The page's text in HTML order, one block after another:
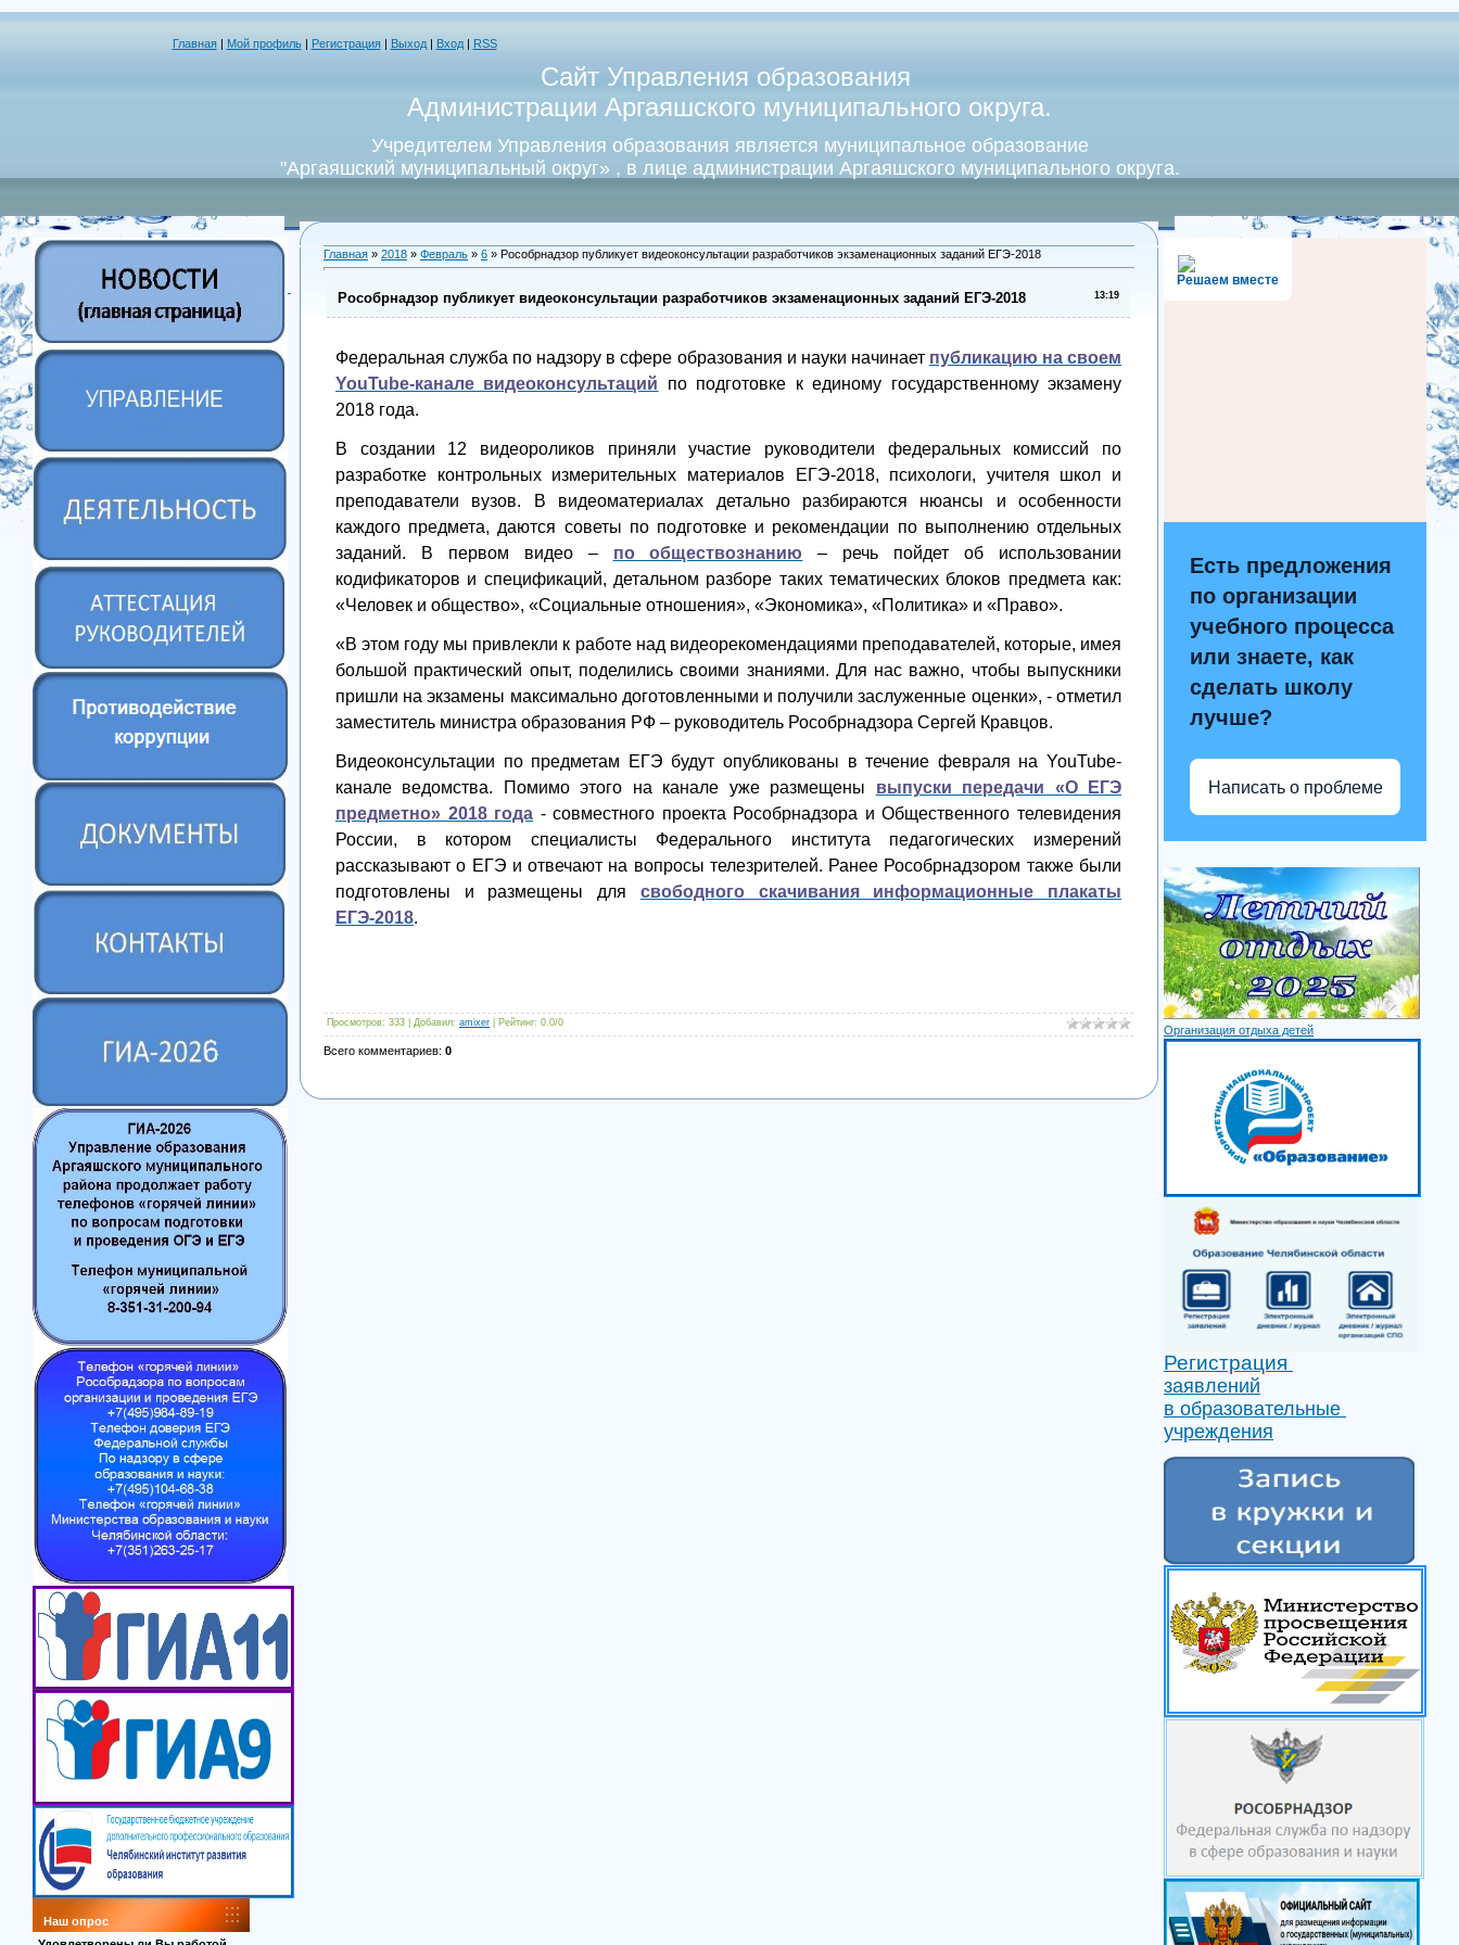
Главная| Мой профиль| Регистрация Выход| Вход RSS
Сайт Управления образования
Администрации Аргаяшского муниципального округа.
Учредителем Управления образования является муниципальное образование
"Аргаяшский муниципальный округ» , в лице администрации Аргаяшского муниципального округа.
Наш опрос
Главная » 2018 » Февраль » 6 » Рособрнадзор публикует видеоконсультации разработчиков экзаменационных заданий ЕГЭ-2018
13:19
Рособрнадзор публикует видеоконсультации разработчиков экзаменационных заданий ЕГЭ-2018
Федеральная служба по надзору в сфере образования и науки начинает публикацию на своем
YouTube-канале видеоконсультаций по подготовке к единому государственному экзамену
2018 года.
В создании 12 видеороликов приняли участие руководители федеральных комиссий по
разработке контрольных измерительных материалов ЕГЭ-2018, психологи, учителя школ и
преподаватели вузов. В видеоматериалах детально разбираются нюансы и особенности
каждого предмета, даются советы по подготовке и рекомендации по выполнению отдельных
заданий. В первом видео – по обществознанию – речь пойдет об использовании
кодификаторов и спецификаций, детальном разборе таких тематических блоков предмета как:
«Человек и общество», «Социальные отношения», «Экономика», «Политика» и «Право».
«В этом году мы привлекли к работе над видеорекомендациями преподавателей, которые, имея
большой практический опыт, поделились своими знаниями. Для нас важно, чтобы выпускники
пришли на экзамены максимально доготовленными и получили заслуженные оценки», - отметил
заместитель министра образования РФ – руководитель Рособрнадзора Сергей Кравцов.
Видеоконсультации по предметам ЕГЭ будут опубликованы в течение февраля на YouTube-
канале ведомства. Помимо этого на канале уже размещены выпуски передачи «О ЕГЭ
предметно» 2018 года - совместного проекта Рособрнадзора и Общественного телевидения
России, в котором специалисты Федерального института педагогических измерений
рассказывают о ЕГЭ и отвечают на вопросы телезрителей. Ранее Рособрнадзором также были
подготовлены и размещены для свободного скачивания информационные плакаты
ЕГЭ-2018.
Просмотров: 333 | Добавил: amixer Рейтинг: 0.0/0
Всего комментариев: 0
Решаем вместе
Есть предложения
по организации
учебного процесса
или знаете, как
сделать школу
лучше?
Написать о проблеме
Организация отдыха детей
Регистрация
заявлений
в образовательные
учреждения